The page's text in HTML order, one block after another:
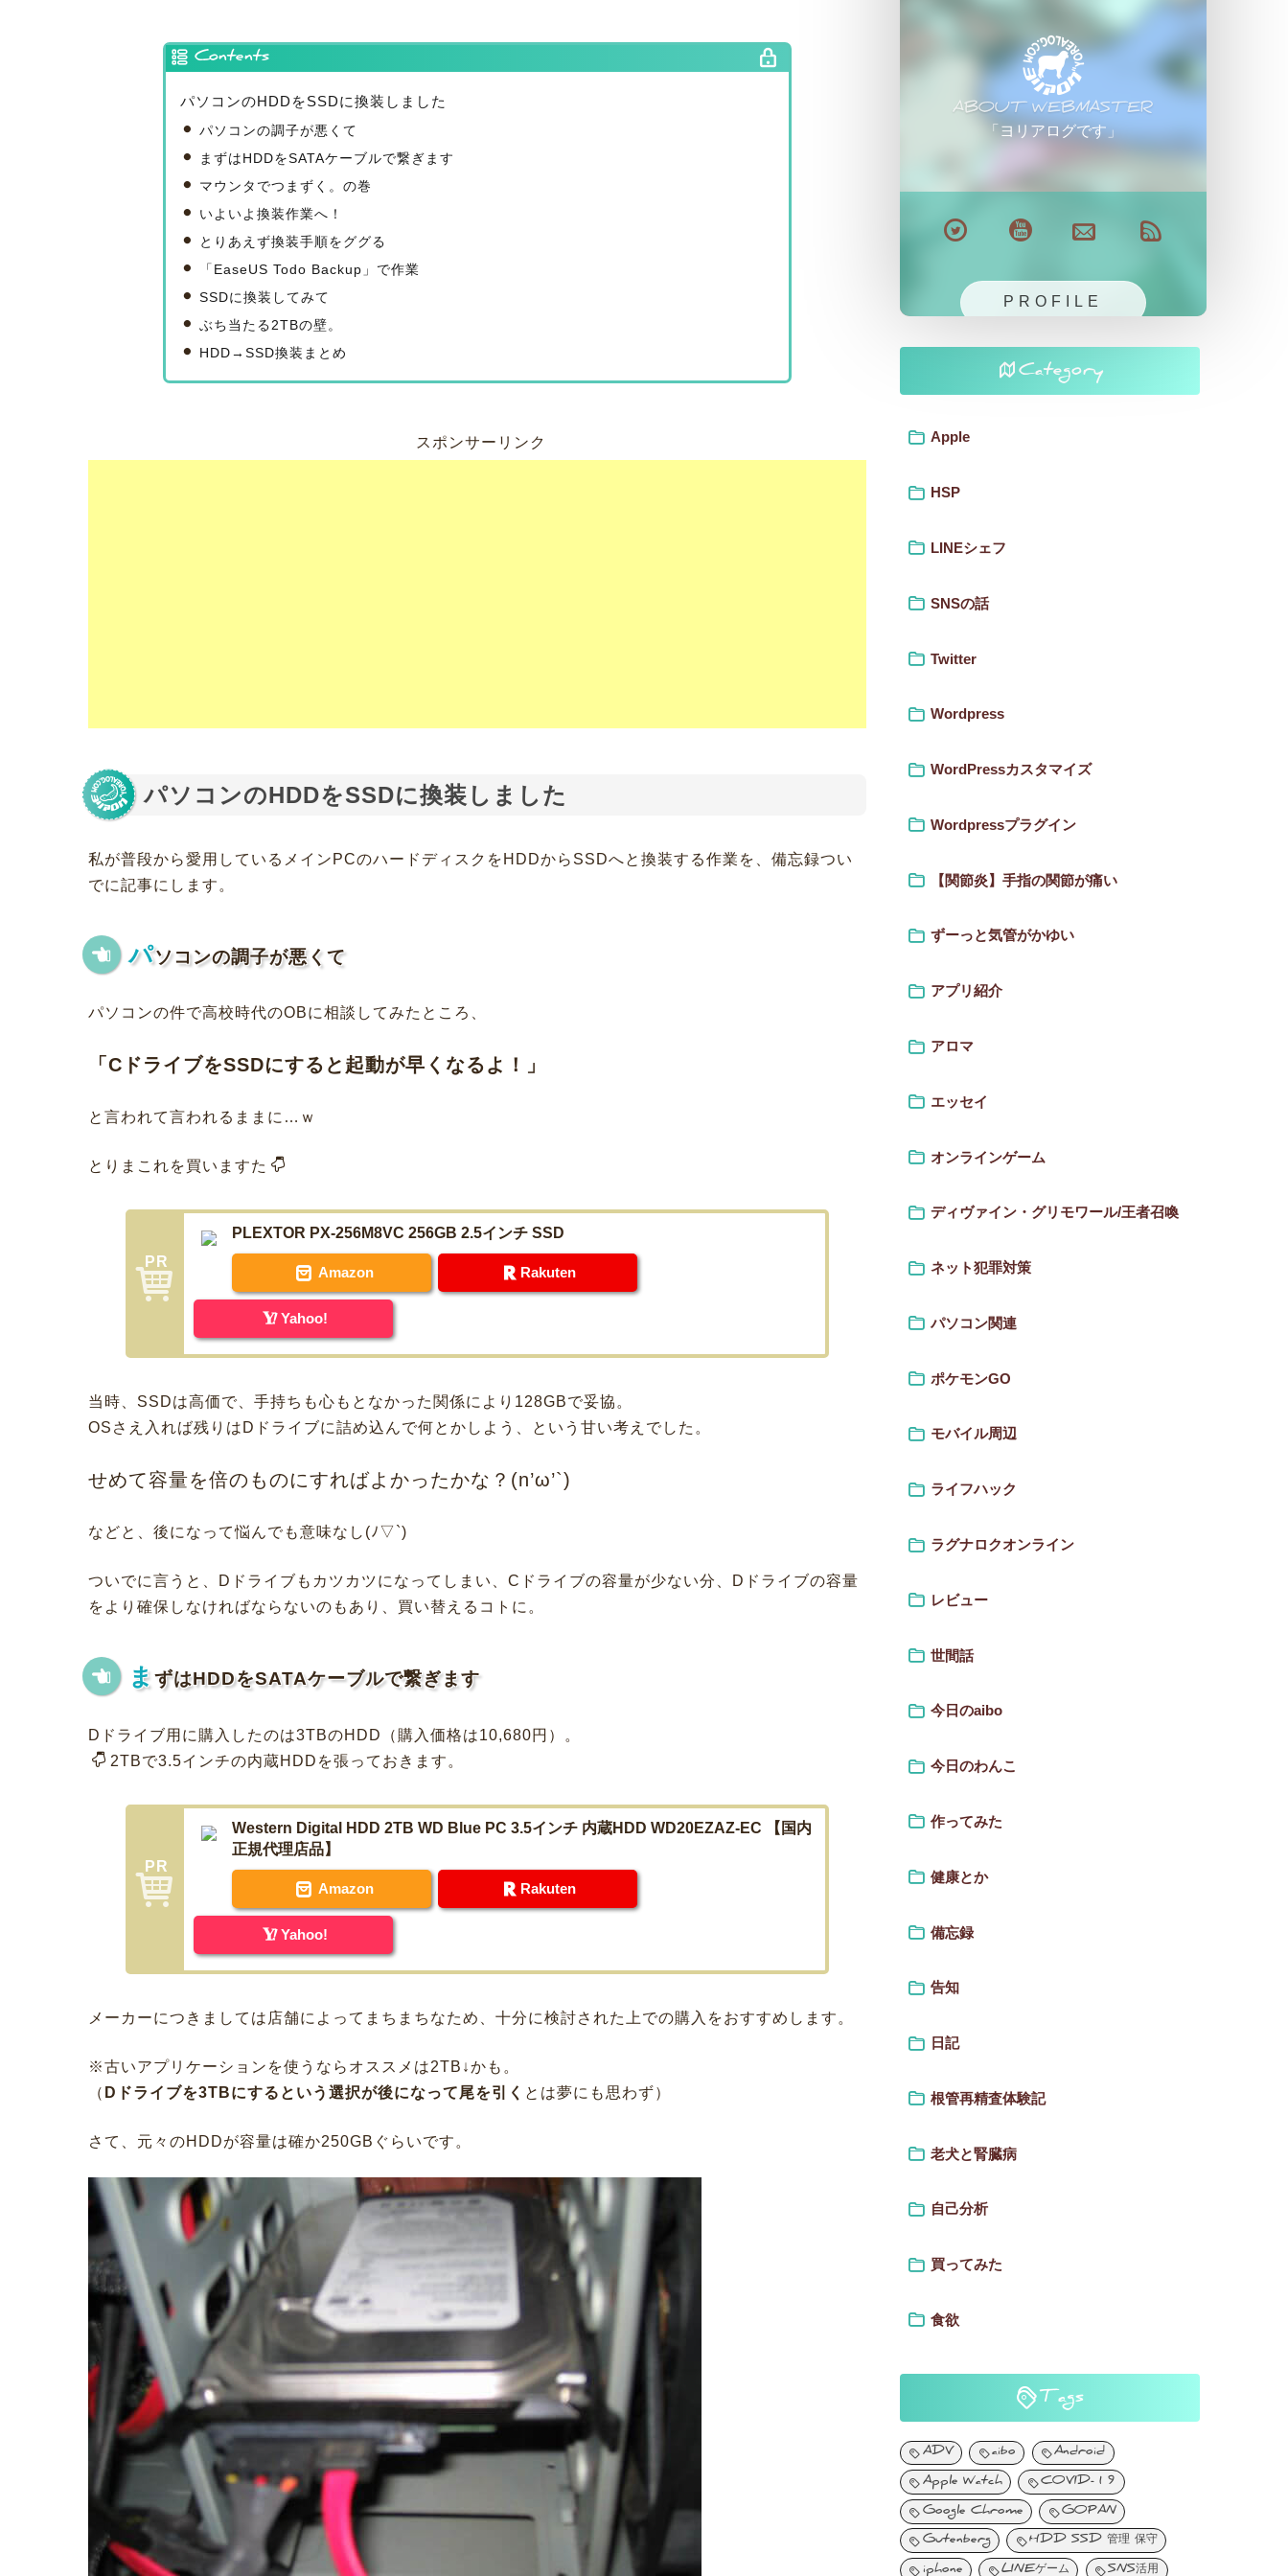
Contents
パソコンのHDDをSSDに換装しました
パソコンの調子が悪くて
まずはHDDをSATAケーブルで繋ぎます
マウンタでつまずく。の巻
いよいよ換装作業へ！
とりあえず換装手順をググる
「EaseUS Todo Backup」で作業
SSDに換装してみて
ぶち当たる2TBの壁。
HDD→SSD換装まとめ
スポンサーリンク
パソコンのHDDをSSDに換装しました
私が普段から愛用しているメインPCのハードディスクをHDDからSSDへと換装する作業を、備忘録つい
でに記事にします。
パソコンの調子が悪くて
パソコンの件で高校時代のOBに相談してみたところ、
「CドライブをSSDにすると起動が早くなるよ！」
と言われて言われるままに…ｗ
とりまこれを買いますた
PLEXTOR PX-256M8VC 256GB 2.5インチ SSD
Amazon Rakuten
Yahoo!
当時、SSDは高価で、手持ちも心もとなかった関係により128GBで妥協。
OSさえ入れば残りはDドライブに詰め込んで何とかしよう、という甘い考えでした。
せめて容量を倍のものにすればよかったかな？(n’ω’`)
などと、後になって悩んでも意味なし(ﾉ▽`)
ついでに言うと、Dドライブもカツカツになってしまい、Cドライブの容量が少ない分、Dドライブの容量
をより確保しなければならないのもあり、買い替えるコトに。
ま ずはHDDをSATAケーブルで繋ぎます
Dドライブ用に購入したのは3TBのHDD（購入価格は10,680円）。
2TBで3.5インチの内蔵HDDを張っておきます。
Western Digital HDD 2TB WD Blue PC 3.5インチ 内蔵HDD WD20EZAZ-EC 【国内
正規代理店品】
Amazon Rakuten
Yahoo!
メーカーにつきましては店舗によってまちまちなため、十分に検討された上での購入をおすすめします。
※古いアプリケーションを使うならオススメは2TB↓かも。
（ Dドライブを3TBにするという選択が後になって尾を引く とは夢にも思わず）
さて、元々のHDDが容量は確か250GBぐらいです。
ABOUT WEBMASTER
「ヨリアログです」
PROFILE
Category
Apple
HSP
LINEシェフ
SNSの話
Twitter
Wordpress
WordPressカスタマイズ
Wordpressプラグイン
【関節炎】手指の関節が痛い
ずーっと気管がかゆい
アプリ紹介
アロマ
エッセイ
オンラインゲーム
ディヴァイン・グリモワール/王者召喚
ネット犯罪対策
パソコン関連
ポケモンGO
モバイル周辺
ライフハック
ラグナロクオンライン
レビュー
世間話
今日のaibo
今日のわんこ
作ってみた
健康とか
備忘録
告知
日記
根管再精査体験記
老犬と腎臓病
自己分析
買ってみた
食欲
Tags
ADV aibo Android
Apple Watch COVID-19
Google Chrome GOPAN
Gutenberg HDD SSD 管理 保守
iphone LINEゲーム SNS活用